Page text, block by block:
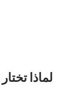
‏لماذا تختار‏